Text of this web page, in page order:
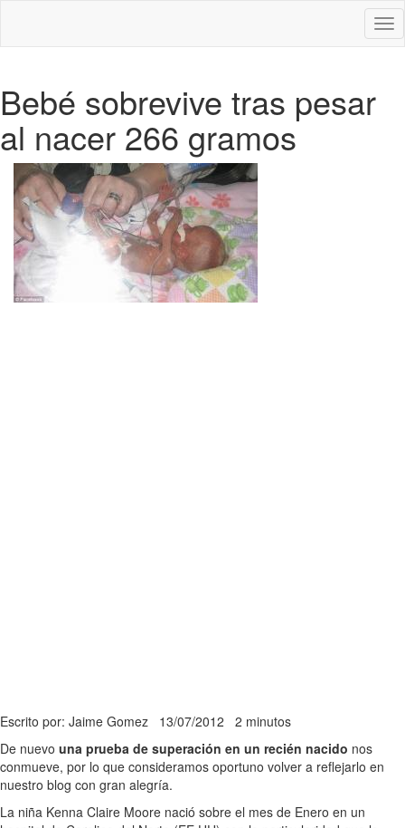
Bebé sobrevive tras pesar
al nacer 266 gramos
Escrito por: Jaime Gomez 13/07/2012 2 minutos
De nuevo una prueba de superación en un recién nacido nos
conmueve, por lo que consideramos oportuno volver a reflejarlo en
nuestro blog con gran alegría.
La niña Kenna Claire Moore nació sobre el mes de Enero en un